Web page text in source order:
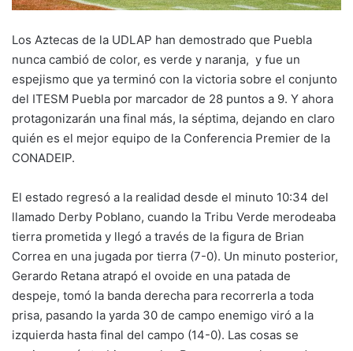
Los Aztecas de la UDLAP han demostrado que Puebla
nunca cambió de color, es verde y naranja, y fue un
espejismo que ya terminó con la victoria sobre el conjunto
del ITESM Puebla por marcador de 28 puntos a 9. Y ahora
protagonizarán una final más, la séptima, dejando en claro
quién es el mejor equipo de la Conferencia Premier de la
CONADEIP.
El estado regresó a la realidad desde el minuto 10:34 del
llamado Derby Poblano, cuando la Tribu Verde merodeaba
tierra prometida y llegó a través de la figura de Brian
Correa en una jugada por tierra (7-0). Un minuto posterior,
Gerardo Retana atrapó el ovoide en una patada de
despeje, tomó la banda derecha para recorrerla a toda
prisa, pasando la yarda 30 de campo enemigo viró a la
izquierda hasta final del campo (14-0). Las cosas se